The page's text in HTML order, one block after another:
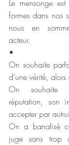
Le mensonge
formes dans nos
nous en
acteur.
•
On souhaite
d’une vérité,
On souhaite
réputation, son
accepter par
On a banalisé
juge sans trop